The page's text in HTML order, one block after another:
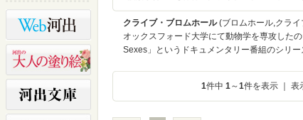
クライブ・ブロムホール(ブロムホール,クライ
オックスフォード大学にて動物学を専攻した
Sexes」というドキュメンタリー番組のシリ
1件中 1～1件を表示 ｜ 表